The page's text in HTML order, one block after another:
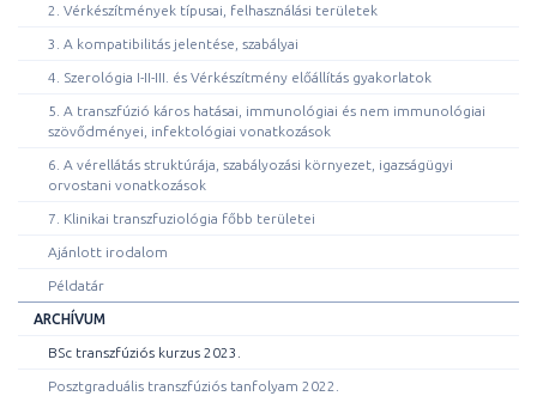
2. Vérkészítmények típusai, felhasználási területek
3. A kompatibilitás jelentése, szabályai
4. Szerológia I-II-III. és Vérkészítmény előállítás gyakorlatok
5. A transzfúzió káros hatásai, immunológiai és nem immunológiai
szövődményei, infektológiai vonatkozások
6. A vérellátás struktúrája, szabályozási környezet, igazságügyi
orvostani vonatkozások
7. Klinikai transzfuziológia főbb területei
Ajánlott irodalom
Példatár
ARCHÍVUM
BSc transzfúziós kurzus 2023.
Posztgraduális transzfúziós tanfolyam 2022.